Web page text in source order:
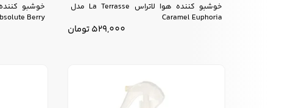
خوشبو کننده هوا لاتراس La Terrasse مدل
Caramel Euphoria
529,000تومان
Berry